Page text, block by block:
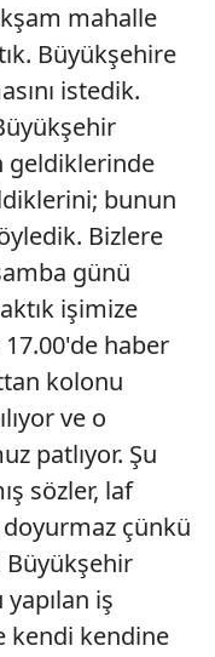
mahalle
Büyükşehire
istedik.
geldiklerinde
bunun
Bizlere
günü
işimize
haber
kolonu
ve o
patlıyor. Şu
sözler, laf
doyurmaz çünkü
iş
kendi kendine